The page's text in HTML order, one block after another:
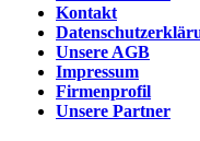
Kontakt
Unsere AGB
Impressum
Firmenprofil
Unsere Partner